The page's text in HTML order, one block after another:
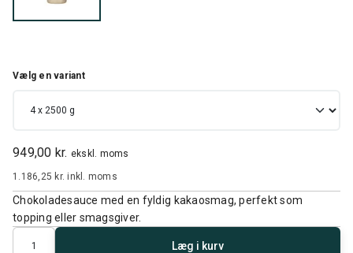
949,00 kr. ekskl. moms
1.186,25 kr.inkl. moms
Vælg en variant
Chokoladesauce med en fyldig kakaosmag, perfekt som
topping eller smagsgiver.
Antal
Læg i kurv